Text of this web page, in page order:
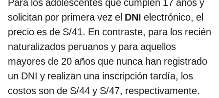
solicitan por primera vez el DNI electrónico, el
precio es de S/41. En contraste, para los recién
naturalizados peruanos y para aquellos
mayores de 20 años que nunca han registrado
un DNI y realizan una inscripción tardía, los
costos son de S/44 y S/47, respectivamente.